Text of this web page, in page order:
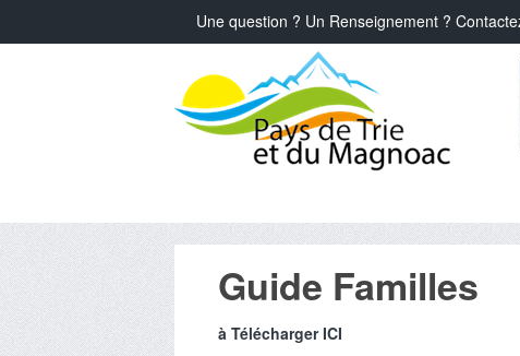
Une question ? Un Renseignement ?
Guide Familles
à Télécharger ICI